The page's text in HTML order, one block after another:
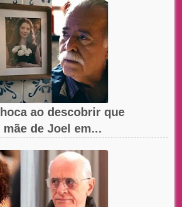
ao descobrir que
mãe de Joel em...